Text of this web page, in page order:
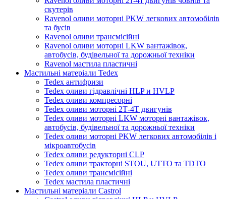
скутерів
Ravenol оливи моторні PKW легкових автомобілів
та бусів
Ravenol оливи трансмісійні
Ravenol оливи моторні LKW вантажівок,
автобусів, будівельної та дорожньої техніки
Ravenol мастила пластичні
Мастильні матеріали Tedex
Tedex антифризи
Tedex оливи гідравлічні HLP и HVLP
Tedex оливи компресорні
Tedex оливи моторні 2Т-4Т двигунів
Tedex оливи моторні LKW моторні вантажівок,
автобусів, будівельної та дорожньої техніки
Tedex оливи моторні PKW легкових автомобілів і
мікроавтобусів
Tedex оливи редукторні CLP
Tedex оливи тракторні STOU, UTTO та TDTO
Tedex оливи трансмісійні
Tedex мастила пластичні
Мастильні матеріали Castrol